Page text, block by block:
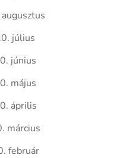
július
június
május
április
március
február